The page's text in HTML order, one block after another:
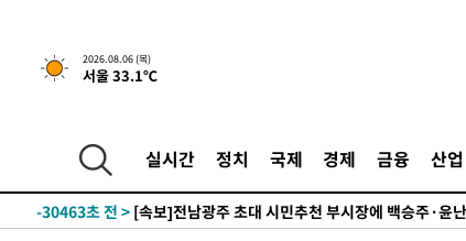
2026.08.06 (목)
서울 33.1℃
실시간 정치 국제 경제 금융 산업
1시간 전 >[속보] "이란-오만, 호르무즈 해협 통행 항로 합의" 이란
-32011초 전 >[속보]경찰, '홍명보 선임 논란' 대한축구협회·축구회
-31191초 전 >
[속보]코스피 매도사이드카 발동…4%대 급락
-30463초 전 >
-28024초 전 > 서울 열대야 15일째 지속…비공식 '초열대야' 30도